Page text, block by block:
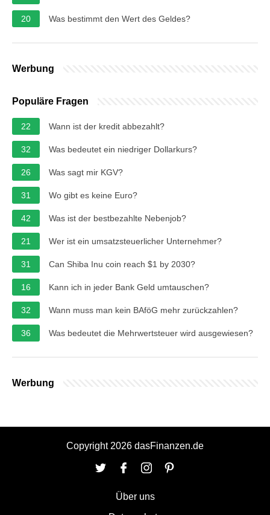
20 Was bestimmt den Wert des Geldes?
Werbung
Populäre Fragen
22 Wann ist der kredit abbezahlt?
32 Was bedeutet ein niedriger Dollarkurs?
26 Was sagt mir KGV?
31 Wo gibt es keine Euro?
42 Was ist der bestbezahlte Nebenjob?
21 Wer ist ein umsatzsteuerlicher Unternehmer?
31 Can Shiba Inu coin reach $1 by 2030?
16 Kann ich in jeder Bank Geld umtauschen?
32 Wann muss man kein BAföG mehr zurückzahlen?
36 Was bedeutet die Mehrwertsteuer wird ausgewiesen?
Werbung
Copyright 2026 dasFinanzen.de
Über uns